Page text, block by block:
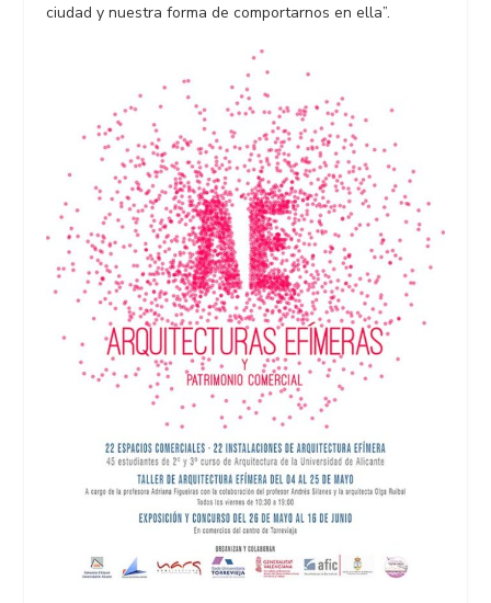
ciudad y nuestra forma de comportarnos en ella”.